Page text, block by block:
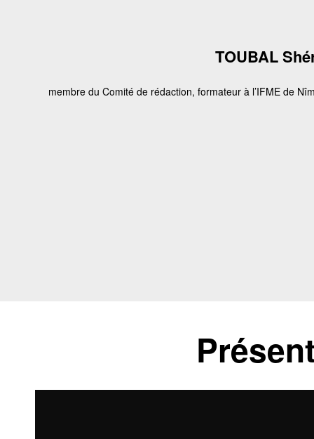
TOUBAL
membre du Comité de rédaction, formateur à l’IFME de